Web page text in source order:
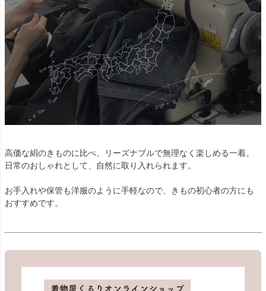
高価な絹のきものに比べ、リーズナブルで無理なく楽しめる一着。
日常のおしゃれとして、自然に取り入れられます。
お手入れや保管も洋服のように手軽なので、きもの初心者の方にも
おすすめです。